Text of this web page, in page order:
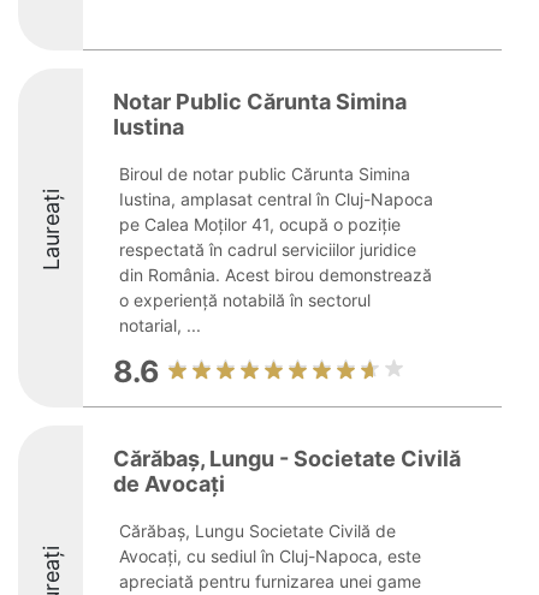
Laureați
Notar Public Cărunta Simina
Iustina
Biroul de notar public Cărunta Simina
Iustina, amplasat central în Cluj-Napoca
pe Calea Moților 41, ocupă o poziție
respectată în cadrul serviciilor juridice
din România. Acest birou demonstrează
o experiență notabilă în sectorul
notarial, ...
8.6
Cărăbaș, Lungu - Societate Civilă
de Avocați
Cărăbaș, Lungu Societate Civilă de
Avocați, cu sediul în Cluj-Napoca, este
apreciată pentru furnizarea unei game